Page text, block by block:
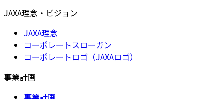
JAXA理念・ビジョン
JAXA理念
コーポレートスローガン
コーポレートロゴ（JAXAロゴ）
事業計画
事業計画